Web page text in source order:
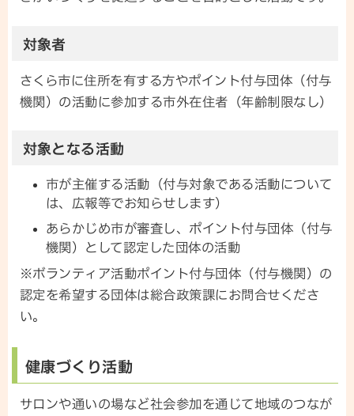
対象者
さくら市に住所を有する方やポイント付与団体（付与
機関）の活動に参加する市外在住者（年齢制限なし）
対象となる活動
市が主催する活動（付与対象である活動について
は、広報等でお知らせします）
あらかじめ市が審査し、ポイント付与団体（付与
機関）として認定した団体の活動
※ボランティア活動ポイント付与団体（付与機関）の
認定を希望する団体は総合政策課にお問合せくださ
い。
健康づくり活動
サロンや通いの場など社会参加を通じて地域のつなが